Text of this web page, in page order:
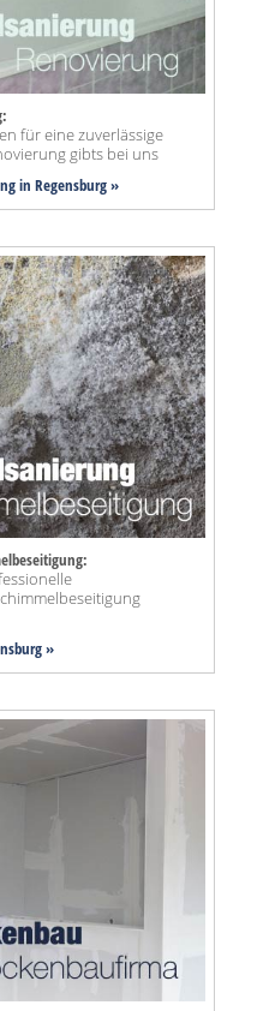
für eine zuverlässige
gibts bei uns
in Regensburg »
»